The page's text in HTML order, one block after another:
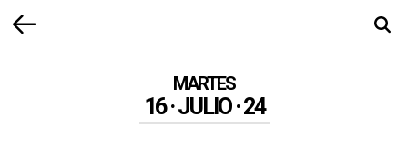
MARTES
16 · JULIO · 24